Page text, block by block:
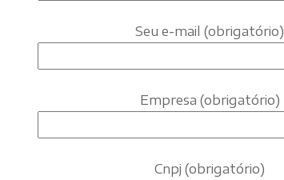
Seu e-mail (obrigatório)
Empresa (obrigatório)
Cnpj (obrigatório)